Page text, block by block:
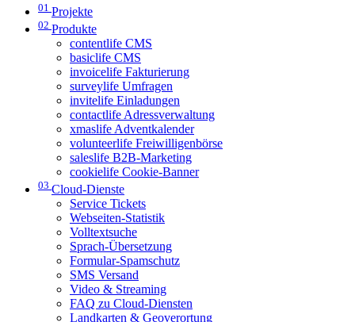
01 Projekte
02 Produkte
contentlife CMS
basiclife CMS
invoicelife Fakturierung
surveylife Umfragen
invitelife Einladungen
contactlife Adressverwaltung
xmaslife Adventkalender
volunteerlife Freiwilligenbörse
saleslife B2B-Marketing
cookielife Cookie-Banner
03 Cloud-Dienste
Service Tickets
Webseiten-Statistik
Volltextsuche
Sprach-Übersetzung
Formular-Spamschutz
SMS Versand
Video & Streaming
FAQ zu Cloud-Diensten
Landkarten & Geoverortung